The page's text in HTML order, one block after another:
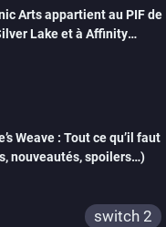
Arts appartient au PIF de
Lake et à Affinity
Weave : Tout ce qu’il faut
nouveautés, spoilers…)
switch 2